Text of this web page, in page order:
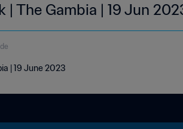
| The Gambia | 19 Jun
| 19 June 2023